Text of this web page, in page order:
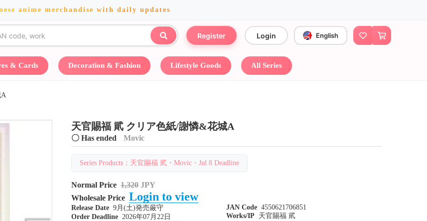
anime merchandise with daily updates
Register Login English
& Cards Decoration & Fashion Lifestyle Goods All Series
天官賜福 貮 クリア色紙/謝憐&花城A
〇 Has ended Movic
Series Products：天官賜福 貮・Movic・Jul 8 Deadline
Normal Price 1,320 JPY
Wholesale Price Login to view
Release Date 9月(土)発売厳守
Order Deadline 2026年07月22日
JAN Code 4550621706851
Works/IP
天官賜福 貮